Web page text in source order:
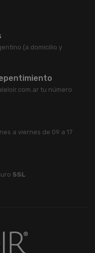
(a domicilio y
tu número
a viernes de 09 a 17
SSL